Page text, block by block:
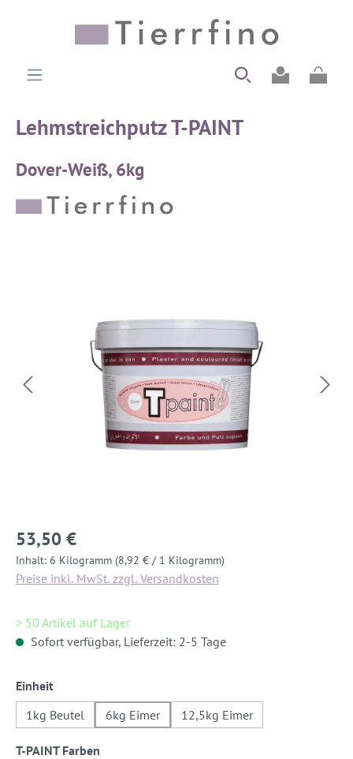
Lehmstreichputz T-PAINT
Dover-Weiß, 6kg
53,50 €
Inhalt: 6 Kilogramm (8,92 € / 1 Kilogramm)
Preise inkl. MwSt. zzgl. Versandkosten
> 50 Artikel auf Lager
Sofort verfügbar, Lieferzeit: 2-5 Tage
Einheitauswählen
1kg Beutel
6kg Eimer 12,5kg Eimer
T-PAINT Farben